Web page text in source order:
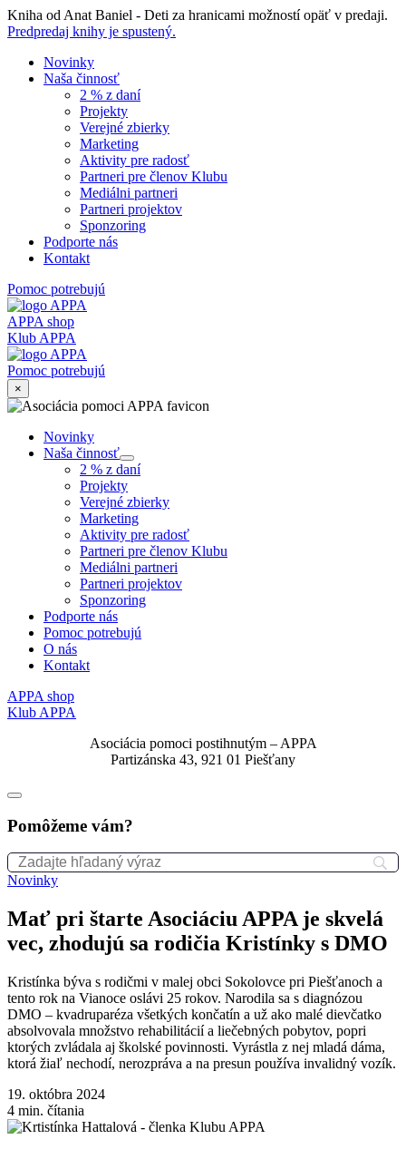
Skip
to
Kniha od Anat Baniel - Deti za hranicami možností opäť v predaji.
Predpredaj knihy je spustený.
Novinky
Naša činnosť
2 % z daní
Projekty
Verejné zbierky
Marketing
Aktivity pre radosť
Partneri pre členov Klubu
Mediálni partneri
Partneri projektov
Sponzoring
Podporte nás
Kontakt
Pomoc potrebujú
APPA shop
Klub APPA
Pomoc potrebujú
×
Novinky
Naša činnosť
Submenu
2 % z daní
Projekty
Verejné zbierky
Marketing
Aktivity pre radosť
Partneri pre členov Klubu
Mediálni partneri
Partneri projektov
Sponzoring
Podporte nás
Pomoc potrebujú
O nás
Kontakt
APPA shop
Klub APPA
Asociácia pomoci postihnutým – APPA
Partizánska 43, 921 01 Piešťany
Pomôžeme vám?
Novinky
Mať pri štarte Asociáciu APPA je skvelá
vec, zhodujú sa rodičia Kristínky s DMO
Kristínka býva s rodičmi v malej obci Sokolovce pri Piešťanoch a
tento rok na Vianoce oslávi 25 rokov. Narodila sa s diagnózou
DMO – kvadruparéza všetkých končatín a už ako malé dievčatko
absolvovala množstvo rehabilitácií a liečebných pobytov, popri
ktorých zvládala aj školské povinnosti. Vyrástla z nej mladá dáma,
ktorá žiaľ nechodí, nerozpráva a na presun používa invalidný vozík.
19. októbra 2024
4 min. čítania